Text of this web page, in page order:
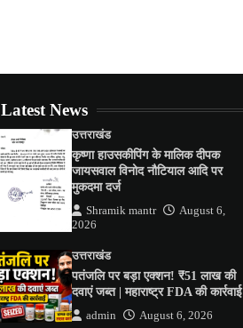
Latest News
उत्तराखंड
कृष्णा हाउसकीपिंग के मालिक दीपक
जायसवाल विनोद नौटियाल आदि पर
मुकदमा दर्ज
Shramik mantr
August 6,
2026
उत्तराखंड
पतंजलि पर बड़ा एक्शन! ₹51 लाख की
दवाएं जब्त | महाराष्ट्र FDA की कार्रवाई
admin August 6, 2026